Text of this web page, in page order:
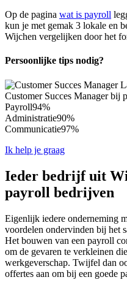
Op de pagina wat is payroll
kun je met gemak 3 lokale en
Wijchen vergelijken door het
Persoonlijke tips nodig?
Customer Succes Manager bij
Payroll94%
Administratie90%
Communicatie97%
Ik help je graag
Ieder bedrijf uit
payroll bedrijven
Eigenlijk iedere onderneming
voordelen ondervinden bij het
Het bouwen van een payroll
om de gevaren te verkleinen
werkgeverschap. Twijfel dan
offertes aan om bij een goede